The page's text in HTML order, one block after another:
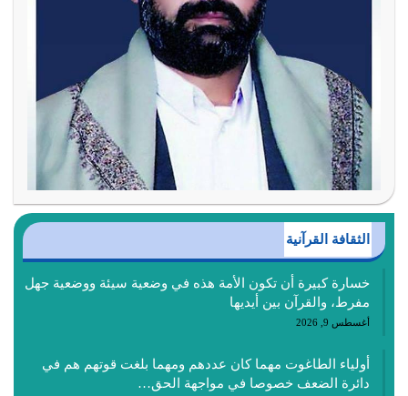
الثقافة القرآنية
خسارة كبيرة أن تكون الأمة هذه في وضعية سيئة ووضعية جهل
مفرط، والقرآن بين أيديها
أغسطس 9, 2026
أولياء الطاغوت مهما كان عددهم ومهما بلغت قوتهم هم في
دائرة الضعف خصوصا في مواجهة الحق…